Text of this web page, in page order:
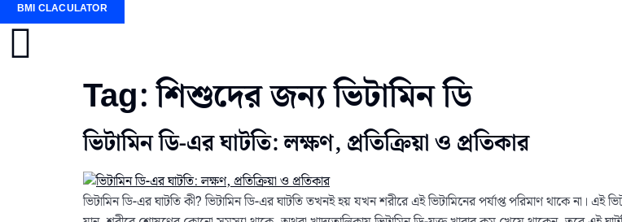
BMI CLACULATOR
Tag:শিশুদের জন্য ভিটামিন ডি
ভিটামিন ডি-এর ঘাটতি: লক্ষণ, প্রতিক্রিয়া ও প্রতিকার
ভিটামিন ডি-এর ঘাটতি কী? ভিটামিন ডি-এর ঘাটতি তখনই হয় যখন শরীরে এই ভিটামিনের পর্যাপ্ত পরিমাণ থাকে না।